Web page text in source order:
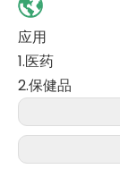
应用
1.医药
2.保健品